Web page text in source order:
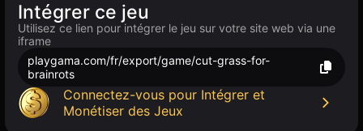
Intégrer ce jeu
Utilisez ce lien pour intégrer le jeu sur votre site web via une
iframe
playgama.com/fr/export/game/cut-grass-for-
brainrots
Connectez-vous pour Intégrer et
Monétiser des Jeux